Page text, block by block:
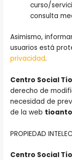
curso/
consulta
Asimismo,
usuarios está
privacidad.
Centro Social
derecho de
necesidad de
de la web
PROPIEDAD
Centro Social